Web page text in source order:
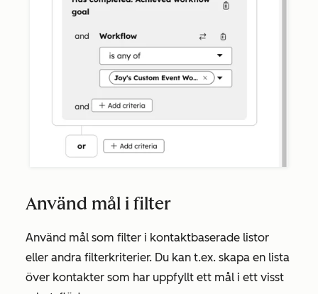
Använd mål i filter
Använd mål som filter i kontaktbaserade listor
eller andra filterkriterier. Du kan t.ex. skapa en lista
över kontakter som har uppfyllt ett mål i ett visst